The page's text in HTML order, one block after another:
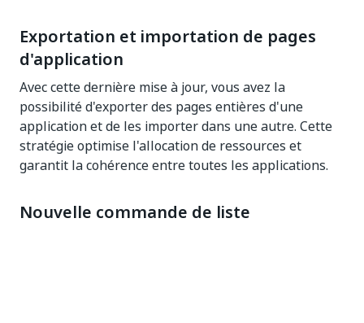
Exportation et importation de pages
d'application
Avec cette dernière mise à jour, vous avez la
possibilité d'exporter des pages entières d'une
application et de les importer dans une autre. Cette
stratégie optimise l'allocation de ressources et
garantit la cohérence entre toutes les applications.
Nouvelle commande de liste